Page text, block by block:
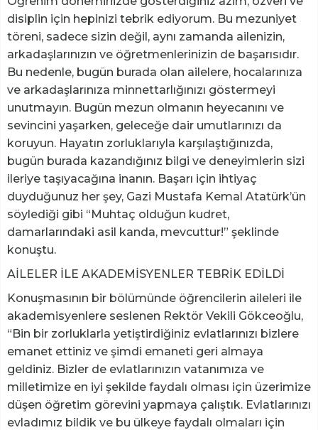
disiplin için hepinizi tebrik ediyorum. Bu mezuniyet
töreni, sadece sizin değil, aynı zamanda ailenizin,
arkadaşlarınızın ve öğretmenlerinizin de başarısıdır.
Bu nedenle, bugün burada olan ailelere, hocalarınıza
ve arkadaşlarınıza minnettarlığınızı göstermeyi
unutmayın. Bugün mezun olmanın heyecanını ve
sevincini yaşarken, geleceğe dair umutlarınızı da
koruyun. Hayatın zorluklarıyla karşılaştığınızda,
bugün burada kazandığınız bilgi ve deneyimlerin sizi
ileriye taşıyacağına inanın. Başarı için ihtiyaç
duyduğunuz her şey, Gazi Mustafa Kemal Atatürk’ün
söylediği gibi “Muhtaç olduğun kudret,
damarlarındaki asil kanda, mevcuttur!” şeklinde
konuştu.
AİLELER İLE AKADEMİSYENLER TEBRİK EDİLDİ
Konuşmasının bir bölümünde öğrencilerin aileleri ile
akademisyenlere seslenen Rektör Vekili Gökceoğlu,
“Bin bir zorluklarla yetiştirdiğiniz evlatlarınızı bizlere
emanet ettiniz ve şimdi emaneti geri almaya
geldiniz. Bizler de evlatlarınızın vatanımıza ve
milletimize en iyi şekilde faydalı olması için üzerimize
düşen öğretim görevini yapmaya çalıştık. Evlatlarınızı
evladımız bildik ve bu ülkeye faydalı olmaları için